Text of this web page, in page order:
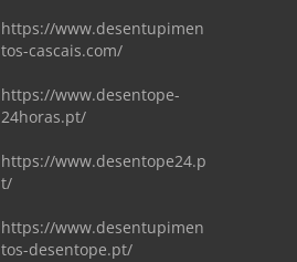
https://www.desentupimen
tos-cascais.com/
https://www.desentope-
24horas.pt/
https://www.desentope24.p
t/
https://www.desentupimen
tos-desentope.pt/